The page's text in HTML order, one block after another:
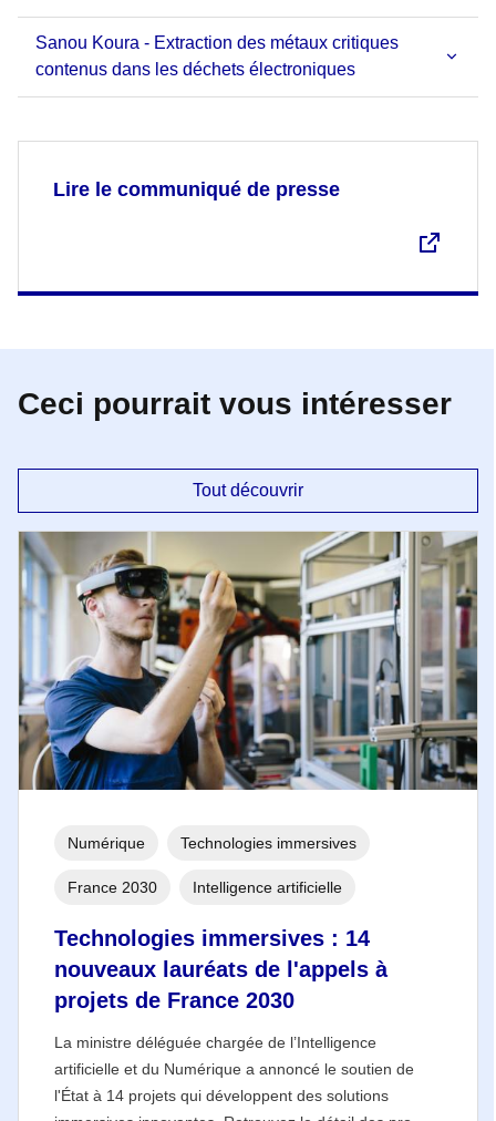
Sanou Koura - Extraction des métaux critiques
contenus dans les déchets électroniques
Lire le communiqué de presse
Ceci pourrait vous intéresser
Tout découvrir
Technologies immersives : 14
nouveaux lauréats de l'appels à
projets de France 2030
La ministre déléguée chargée de l’Intelligence
artificielle et du Numérique a annoncé le soutien de
l'État à 14 projets qui développent des solutions
Numérique Technologies immersives
France 2030 Intelligence artificielle